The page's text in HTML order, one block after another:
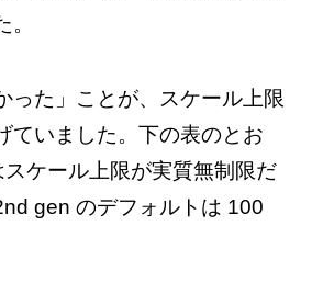
った」ことが、スケール上限
ていました。下の表のとお
ケール上限が実質無制限だ
gen のデフォルトは 100